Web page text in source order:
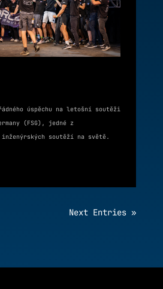
úspěchu na letošní soutěži
(FSG), jedné z
soutěží na světě.
Next Entries »